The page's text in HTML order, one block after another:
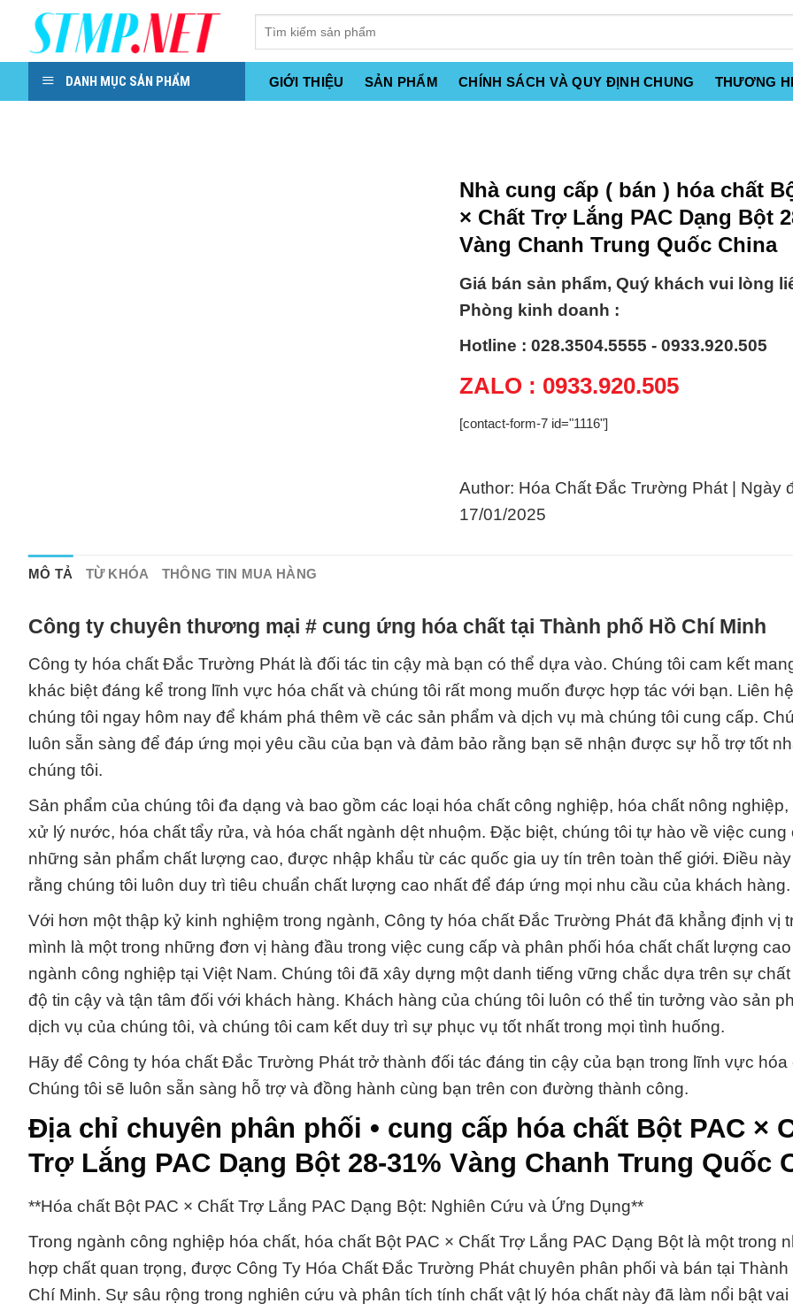
content
DANH MỤC SẢN PHẨM GIỚI THIỆU SẢN PHẨM CHÍNH SÁCH VÀ QUY ĐỊNH CHUNG THƯƠNG
Nhà cung cấp ( bán ) hóa chất
× Chất Trợ Lắng PAC Dạng Bột
Vàng Chanh Trung Quốc China
Giá bán sản phẩm, Quý khách vui lòng
Phòng kinh doanh :
Hotline : 028.3504.5555 - 0933.920.505
ZALO : 0933.920.505
[contact-form-7 id="1116"]
Author: Hóa Chất Đắc Trường Phát | Ngày
17/01/2025
MÔ TẢ TỪ KHÓA THÔNG TIN MUA HÀNG
Công ty chuyên thương mại # cung ứng hóa chất tại Thành phố Hồ Chí Minh
Công ty hóa chất Đắc Trường Phát là đối tác tin cậy mà bạn có thể dựa vào. Chúng tôi cam kết
khác biệt đáng kể trong lĩnh vực hóa chất và chúng tôi rất mong muốn được hợp tác với bạn. Liên
chúng tôi ngay hôm nay để khám phá thêm về các sản phẩm và dịch vụ mà chúng tôi cung cấp.
luôn sẵn sàng để đáp ứng mọi yêu cầu của bạn và đảm bảo rằng bạn sẽ nhận được sự hỗ trợ tốt
chúng tôi.
Sản phẩm của chúng tôi đa dạng và bao gồm các loại hóa chất công nghiệp, hóa chất nông
xử lý nước, hóa chất tẩy rửa, và hóa chất ngành dệt nhuộm. Đặc biệt, chúng tôi tự hào về việc cung
những sản phẩm chất lượng cao, được nhập khẩu từ các quốc gia uy tín trên toàn thế giới. Điều
rằng chúng tôi luôn duy trì tiêu chuẩn chất lượng cao nhất để đáp ứng mọi nhu cầu của khách hàng.
Với hơn một thập kỷ kinh nghiệm trong ngành, Công ty hóa chất Đắc Trường Phát đã khẳng định vị
mình là một trong những đơn vị hàng đầu trong việc cung cấp và phân phối hóa chất chất lượng
ngành công nghiệp tại Việt Nam. Chúng tôi đã xây dựng một danh tiếng vững chắc dựa trên sự
độ tin cậy và tận tâm đối với khách hàng. Khách hàng của chúng tôi luôn có thể tin tưởng vào sản
dịch vụ của chúng tôi, và chúng tôi cam kết duy trì sự phục vụ tốt nhất trong mọi tình huống.
Hãy để Công ty hóa chất Đắc Trường Phát trở thành đối tác đáng tin cậy của bạn trong lĩnh vực hóa
Chúng tôi sẽ luôn sẵn sàng hỗ trợ và đồng hành cùng bạn trên con đường thành công.
Địa chỉ chuyên phân phối • cung cấp hóa chất Bột PAC ×
Trợ Lắng PAC Dạng Bột 28-31% Vàng Chanh Trung Quốc
**Hóa chất Bột PAC × Chất Trợ Lắng PAC Dạng Bột: Nghiên Cứu và Ứng Dụng**
Trong ngành công nghiệp hóa chất, hóa chất Bột PAC × Chất Trợ Lắng PAC Dạng Bột là một trong
hợp chất quan trọng, được Công Ty Hóa Chất Đắc Trường Phát chuyên phân phối và bán tại Thành
Chí Minh. Sự sâu rộng trong nghiên cứu và phân tích tính chất vật lý hóa chất này đã làm nổi bật vai